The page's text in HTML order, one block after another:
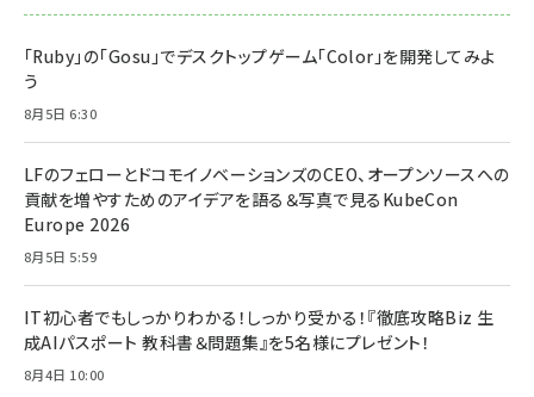
「Ruby」の「Gosu」でデスクトップゲーム「Color」を開発してみよ
う
8月5日 6:30
LFのフェローとドコモイノベーションズのCEO、オープンソースへの
貢献を増やすためのアイデアを語る＆写真で見るKubeCon
Europe 2026
8月5日 5:59
IT初心者でもしっかりわかる！しっかり受かる！『徹底攻略Biz 生
成AIパスポート 教科書＆問題集』を5名様にプレゼント！
8月4日 10:00